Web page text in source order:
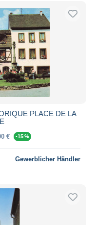
PLACE DE LA
€ -15 %
Gewerblicher Händler